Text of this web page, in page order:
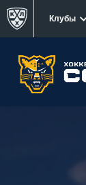
Клубы